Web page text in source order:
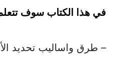
في هذا الكتاب سوف
– طرق واساليب تحديد